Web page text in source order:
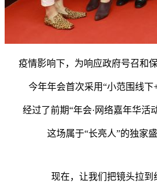
疫情影响下，为响应政府号召和
今年年会首次采用“小范围线下
经过了前期“年会·网络嘉年华活
这场属于“长亮人”的独家
现在，让我们把镜头拉到